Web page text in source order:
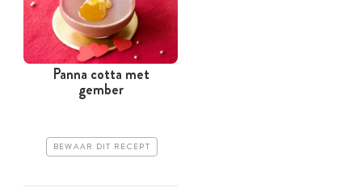
Panna cotta met
gember
BEWAAR DIT RECEPT